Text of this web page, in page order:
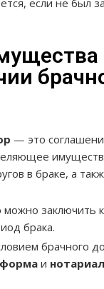
если не был
— это
в браке, а
заключить
брака.
брачного
формаи